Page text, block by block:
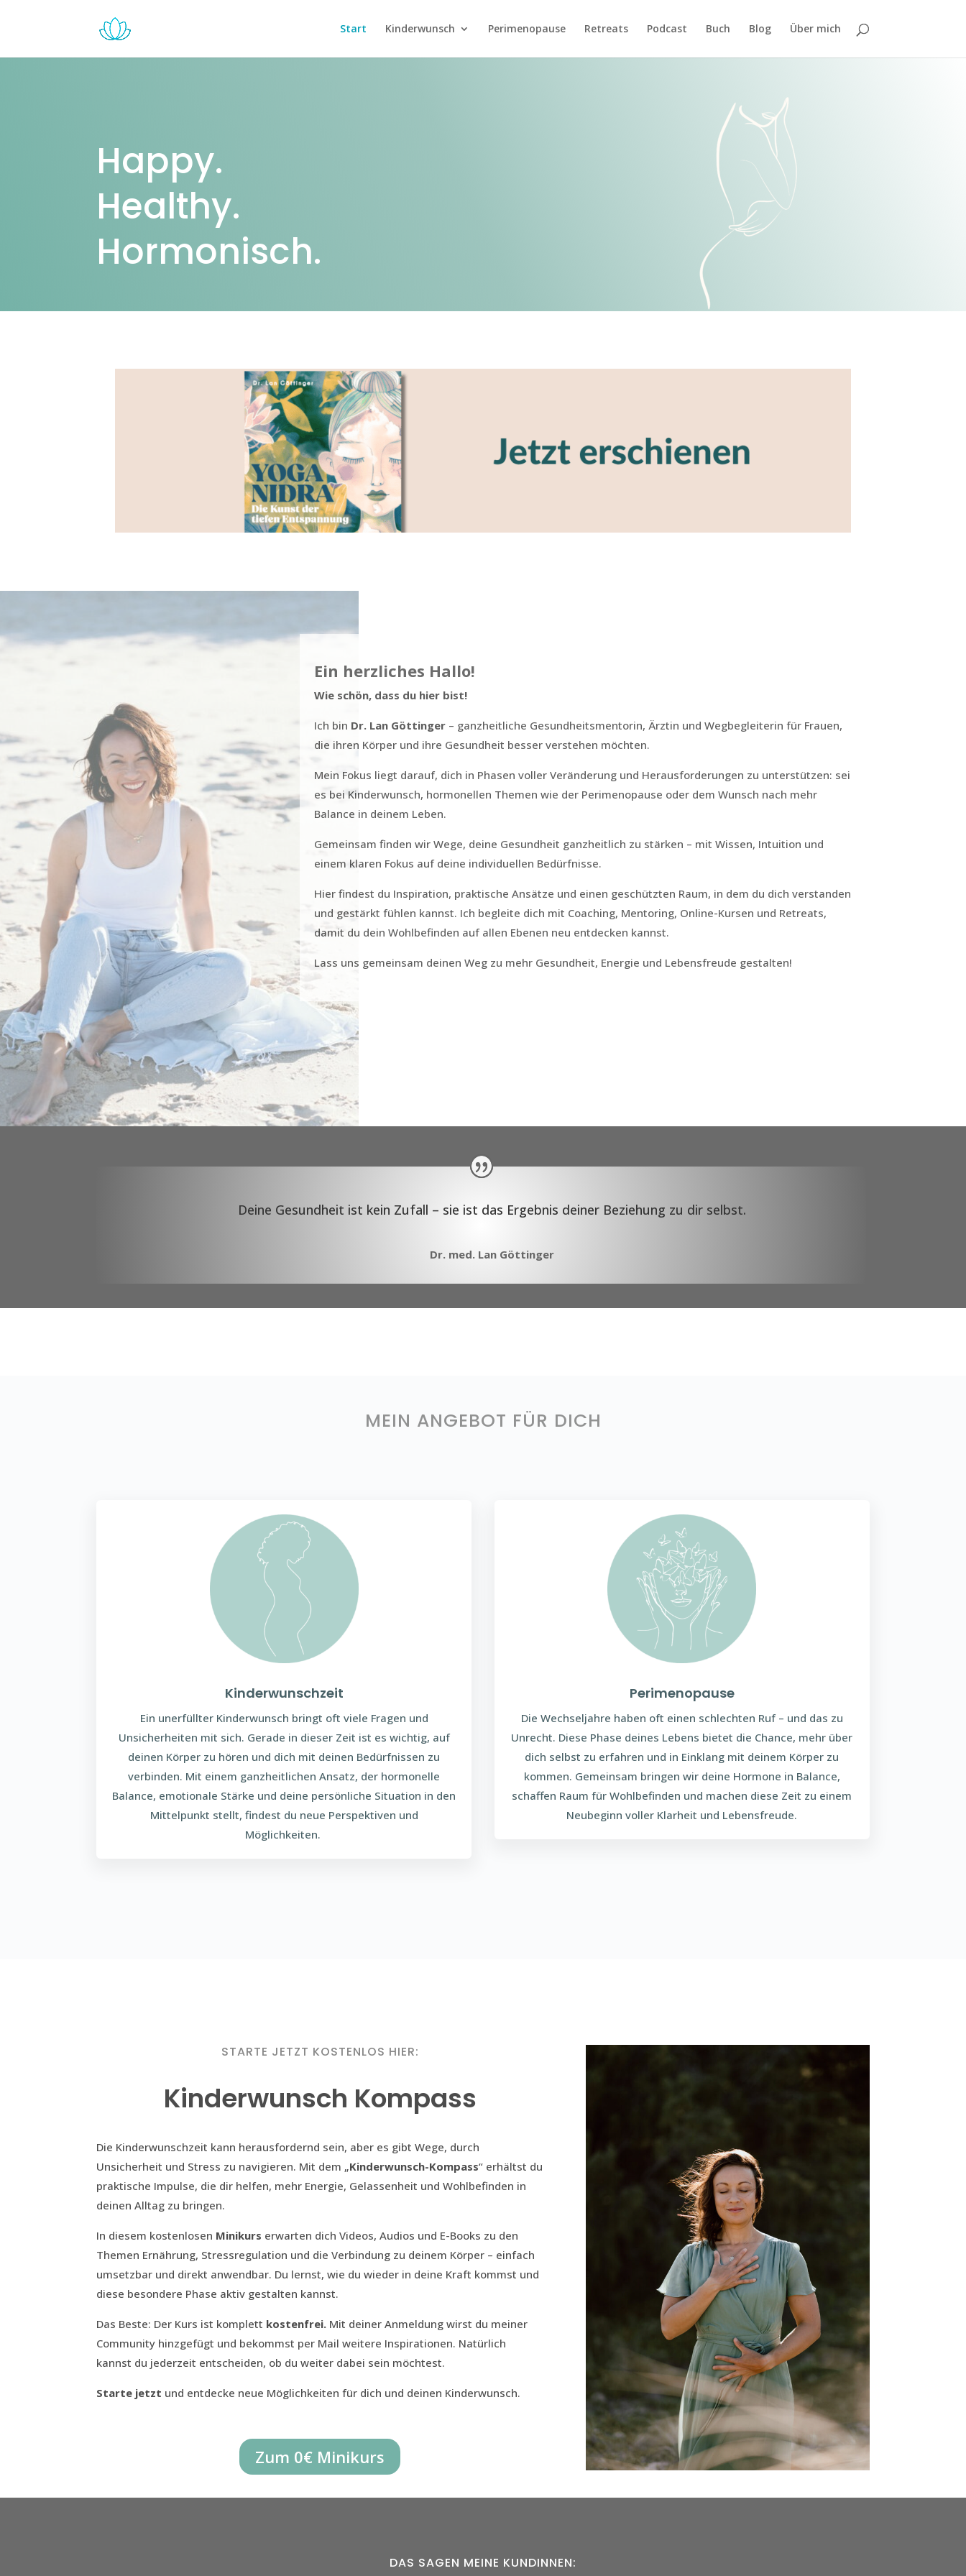
Start Kinderwunsch Perimenopause Retreats Podcast Buch Blog Über mich
Happy.
Healthy.
Hormonisch.
Ein herzliches Hallo!
Wie schön, dass du hier bist!
Ich bin Dr. Lan Göttinger– ganzheitliche Gesundheitsmentorin, Ärztin und Wegbegleiterin für Frauen,
die ihren Körper und ihre Gesundheit besser verstehen möchten.
Mein Fokus liegt darauf, dich in Phasen voller Veränderung und Herausforderungen zu unterstützen: sei
es bei Kinderwunsch, hormonellen Themen wie der Perimenopause oder dem Wunsch nach mehr
Balance in deinem Leben.
Gemeinsam finden wir Wege, deine Gesundheit ganzheitlich zu stärken – mit Wissen, Intuition und
einem klaren Fokus auf deine individuellen Bedürfnisse.
Hier findest du Inspiration, praktische Ansätze und einen geschützten Raum, in dem du dich verstanden
und gestärkt fühlen kannst. Ich begleite dich mit Coaching, Mentoring, Online-Kursen und Retreats,
damit du dein Wohlbefinden auf allen Ebenen neu entdecken kannst.
Lass uns gemeinsam deinen Weg zu mehr Gesundheit, Energie und Lebensfreude gestalten!
Deine Gesundheit ist kein Zufall – sie ist das Ergebnis deiner Beziehung zu dir selbst.
Dr. med. Lan Göttinger
MEIN ANGEBOT FÜR DICH
Kinderwunschzeit
Ein unerfüllter Kinderwunsch bringt oft viele Fragen und
Unsicherheiten mit sich. Gerade in dieser Zeit ist es wichtig, auf
deinen Körper zu hören und dich mit deinen Bedürfnissen zu
verbinden. Mit einem ganzheitlichen Ansatz, der hormonelle
Balance, emotionale Stärke und deine persönliche Situation in den
Mittelpunkt stellt, findest du neue Perspektiven und
Möglichkeiten.
Perimenopause
Die Wechseljahre haben oft einen schlechten Ruf – und das zu
Unrecht. Diese Phase deines Lebens bietet die Chance, mehr über
dich selbst zu erfahren und in Einklang mit deinem Körper zu
kommen. Gemeinsam bringen wir deine Hormone in Balance,
schaffen Raum für Wohlbefinden und machen diese Zeit zu einem
Neubeginn voller Klarheit und Lebensfreude.
STARTE JETZT KOSTENLOS HIER:
Kinderwunsch Kompass
Die Kinderwunschzeit kann herausfordernd sein, aber es gibt Wege, durch
Unsicherheit und Stress zu navigieren. Mit dem „Kinderwunsch-Kompass“ erhältst du
praktische Impulse, die dir helfen, mehr Energie, Gelassenheit und Wohlbefinden in
deinen Alltag zu bringen.
In diesem kostenlosen Minikurs erwarten dich Videos, Audios und E-Books zu den
Themen Ernährung, Stressregulation und die Verbindung zu deinem Körper – einfach
umsetzbar und direkt anwendbar. Du lernst, wie du wieder in deine Kraft kommst und
diese besondere Phase aktiv gestalten kannst.
Das Beste: Der Kurs ist komplett kostenfrei. Mit deiner Anmeldung wirst du meiner
Community hinzgefügt und bekommst per Mail weitere Inspirationen. Natürlich
kannst du jederzeit entscheiden, ob du weiter dabei sein möchtest.
Starte jetzt und entdecke neue Möglichkeiten für dich und deinen Kinderwunsch.
Zum 0€ Minikurs
DAS SAGEN MEINE KUNDINNEN: